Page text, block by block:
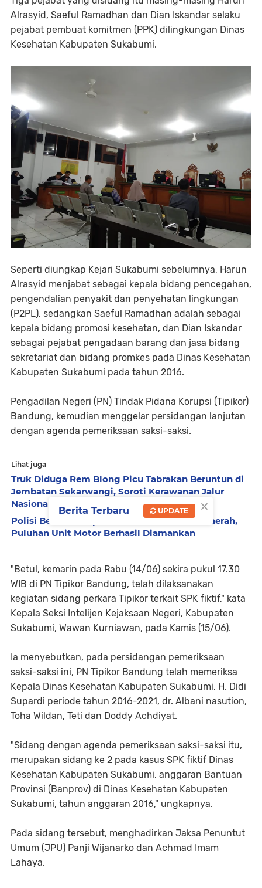
Alrasyid, Saeful Ramadhan dan Dian Iskandar selaku
pejabat pembuat komitmen (PPK) dilingkungan Dinas
Kesehatan Kabupaten Sukabumi.
Seperti diungkap Kejari Sukabumi sebelumnya, Harun
Alrasyid menjabat sebagai kepala bidang pencegahan,
pengendalian penyakit dan penyehatan lingkungan
(P2PL), sedangkan Saeful Ramadhan adalah sebagai
kepala bidang promosi kesehatan, dan Dian Iskandar
sebagai pejabat pengadaan barang dan jasa bidang
sekretariat dan bidang promkes pada Dinas Kesehatan
Kabupaten Sukabumi pada tahun 2016.
Pengadilan Negeri (PN) Tindak Pidana Korupsi (Tipikor)
Bandung, kemudian menggelar persidangan lanjutan
dengan agenda pemeriksaan saksi-saksi.
Lihat juga
Truk Diduga Rem Blong Picu Tabrakan Beruntun di
Jembatan Sekarwangi, Soroti Kerawanan Jalur
Nasional Sukabumi–Bogor
Polisi Bekuk Komplotan Curanmor Lintas Daerah,
Puluhan Unit Motor Berhasil Diamankan
"Betul, kemarin pada Rabu (14/06) sekira pukul 17.30
WIB di PN Tipikor Bandung, telah dilaksanakan
kegiatan sidang perkara Tipikor terkait SPK fiktif," kata
Kepala Seksi Intelijen Kejaksaan Negeri, Kabupaten
Sukabumi, Wawan Kurniawan, pada Kamis (15/06).
Ia menyebutkan, pada persidangan pemeriksaan
saksi-saksi ini, PN Tipikor Bandung telah memeriksa
Kepala Dinas Kesehatan Kabupaten Sukabumi, H. Didi
Supardi periode tahun 2016-2021, dr. Albani nasution,
Toha Wildan, Teti dan Doddy Achdiyat.
"Sidang dengan agenda pemeriksaan saksi-saksi itu,
merupakan sidang ke 2 pada kasus SPK fiktif Dinas
Kesehatan Kabupaten Sukabumi, anggaran Bantuan
Provinsi (Banprov) di Dinas Kesehatan Kabupaten
Sukabumi, tahun anggaran 2016," ungkapnya.
Pada sidang tersebut, menghadirkan Jaksa Penuntut
Umum (JPU) Panji Wijanarko dan Achmad Imam
Lahaya.
×
Berita Terbaru UPDATE